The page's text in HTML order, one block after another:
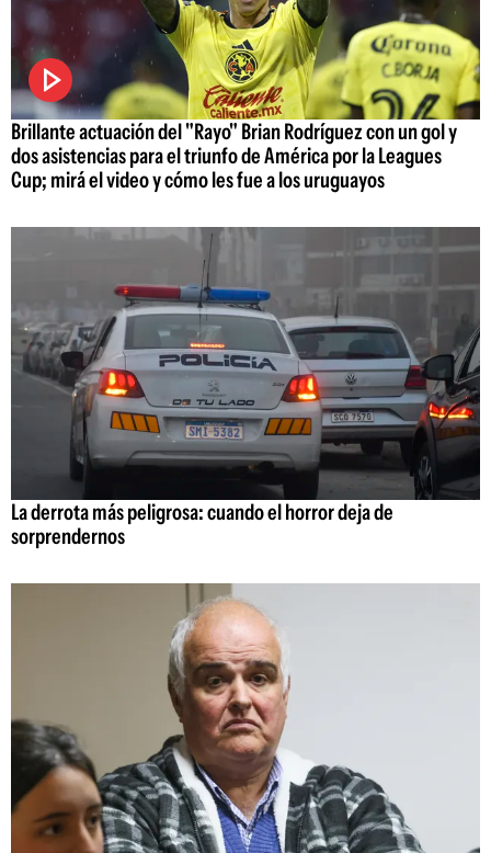
Brillante actuación del "Rayo" Brian Rodríguez con un gol y
dos asistencias para el triunfo de América por la Leagues
Cup; mirá el video y cómo les fue a los uruguayos
La derrota más peligrosa: cuando el horror deja de
sorprendernos